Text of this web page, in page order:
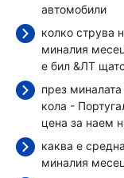
автомобили
колко струва
миналия
е бил &ЛТ
през
кола -
цена за наем
каква е
миналия